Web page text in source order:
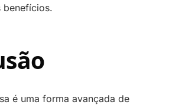
benefícios.
é uma forma avançada de